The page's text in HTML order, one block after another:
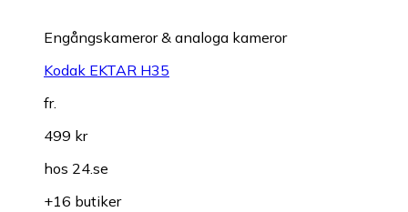
Engångskameror & analoga kameror
Kodak EKTAR H35
fr.
499 kr
hos 24.se
+16 butiker